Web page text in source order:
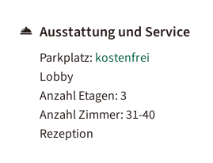
Ausstattung und Service
Parkplatz: kostenfrei
Lobby
Anzahl Etagen: 3
Anzahl Zimmer: 31-40
Rezeption